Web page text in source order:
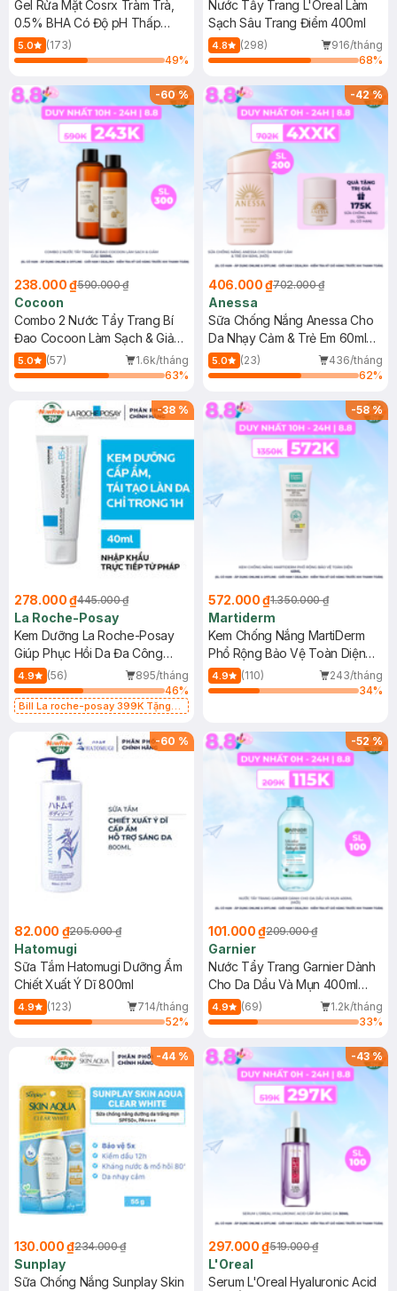
Gel Rửa Mặt Cosrx Tràm Trà,
0.5% BHA Có Độ pH Thấp
150ml
5.0
(173)
49%
Nước Tẩy Trang L'Oreal Làm
Sạch Sâu Trang Điểm 400ml
4.8 (298)
916/tháng
68%
-60%
238.000 ₫590.000 ₫
Cocoon
Combo 2 Nước Tẩy Trang Bí
Đao Cocoon Làm Sạch & Giảm
Dầu 500ml
5.0 (57)
1.6k/tháng
63%
-42%
406.000 ₫702.000 ₫
Anessa
Sữa Chống Nắng Anessa Cho
Da Nhạy Cảm & Trẻ Em 60ml
(Mới)
5.0 (23)
436/tháng
62%
-38 %
278.000 ₫445.000 ₫
La Roche-Posay
Kem Dưỡng La Roche-Posay
Giúp Phục Hồi Da Đa Công
Dụng 40ml
4.9 (56)
895/tháng
46%
Bill La roche-posay 399K Tặng
(SL có hạn)
-58%
572.000 ₫1.350.000 ₫
Martiderm
Kem Chống Nắng MartiDerm
Phổ Rộng Bảo Vệ Toàn Diện
40ml
4.9 (110)
243/tháng
34%
-60 %
82.000 ₫205.000 ₫
Hatomugi
Sữa Tắm Hatomugi Dưỡng Ẩm
Chiết Xuất Ý Dĩ 800ml
4.9 (123)
714/tháng
52%
-52%
101.000 ₫209.000 ₫
Garnier
Nước Tẩy Trang Garnier Dành
Cho Da Dầu Và Mụn 400ml
(Mới)
4.9 (69)
1.2k/tháng
33%
-44 %
130.000 ₫234.000 ₫
Sunplay
Sữa Chống Nắng Sunplay Skin
-43%
297.000 ₫519.000 ₫
L'Oreal
Serum L'Oreal Hyaluronic Acid